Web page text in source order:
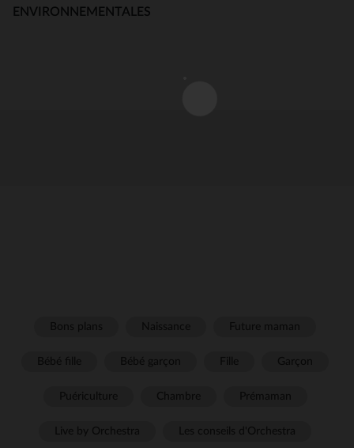
ENVIRONNEMENTALES